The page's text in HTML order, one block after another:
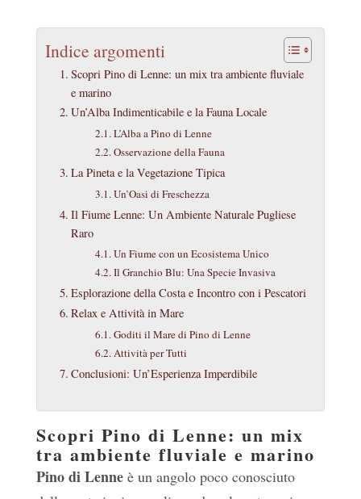
Indice argomenti
Scopri Pino di Lenne: un mix tra ambiente fluviale
e marino
Un’Alba Indimenticabile e la Fauna Locale
L’Alba a Pino di Lenne
Osservazione della Fauna
La Pineta e la Vegetazione Tipica
Un’Oasi di Freschezza
Il Fiume Lenne: Un Ambiente Naturale Pugliese
Raro
Un Fiume con un Ecosistema Unico
Il Granchio Blu: Una Specie Invasiva
Esplorazione della Costa e Incontro con i Pescatori
Relax e Attività in Mare
Goditi il Mare di Pino di Lenne
Attività per Tutti
Conclusioni: Un’Esperienza Imperdibile
Scopri Pino di Lenne: un mix
tra ambiente fluviale e marino
Pino di Lenneè un angolo poco conosciuto